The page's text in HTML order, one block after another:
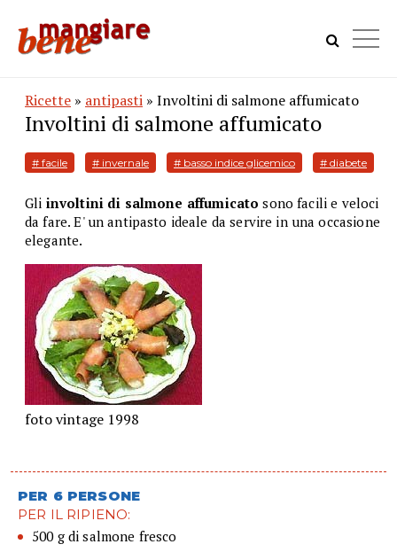
Ricette » antipasti » Involtini di salmone affumicato
Involtini di salmone affumicato
# facile # invernale # basso indice glicemico # diabete
Gli involtini di salmone affumicatosono facili e veloci
da fare. E' un antipasto ideale da servire in una occasione
elegante.
foto vintage 1998
PER 6 PERSONE
PER IL RIPIENO:
500 g di salmone fresco